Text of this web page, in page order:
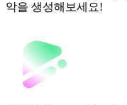
악을 생성해보세요!